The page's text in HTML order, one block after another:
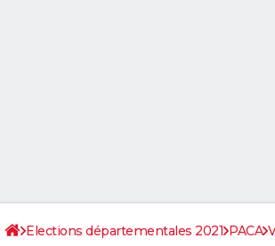
Elections départementales 2021 PACA